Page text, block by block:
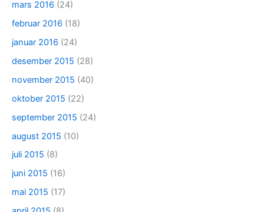
mars 2016 (24)
februar 2016 (18)
januar 2016 (24)
desember 2015 (28)
november 2015 (40)
oktober 2015 (22)
september 2015 (24)
august 2015 (10)
juli 2015 (8)
juni 2015 (16)
mai 2015 (17)